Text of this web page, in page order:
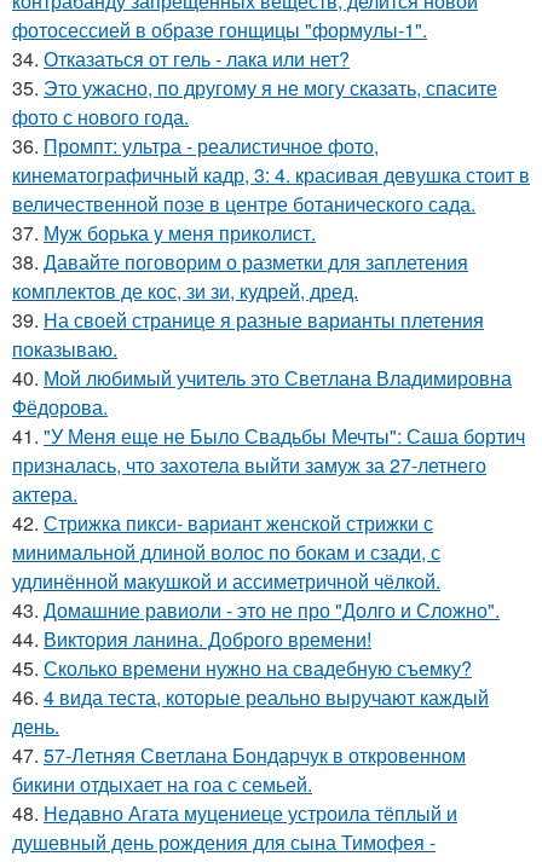
фотосессией в образе гонщицы "формулы-1".
34. Отказаться от гель - лака или нет?
35. Это ужасно, по другому я не могу сказать, спасите
фото с нового года.
36. Промпт: ультра - реалистичное фото,
кинематографичный кадр, 3: 4. красивая девушка стоит в
величественной позе в центре ботанического сада.
37. Мyж борька y меня приколист.
38. Давайте поговорим о разметки для заплетения
комплектов де кос, зи зи, кудрей, дред.
39. На своей странице я разные варианты плетения
показываю.
40. Мой любимый учитель это Светлана Владимировна
Фёдорова.
41. "У Меня еще не Было Свадьбы Мечты": Саша бортич
призналась, что захотела выйти замуж за 27-летнего
актера.
42. Стрижка пикси- вариант женской стрижки с
минимальной длиной волос по бокам и сзади, с
удлинённой макушкой и ассиметричной чёлкой.
43. Домашние равиоли - это не про "Долго и Сложно".
44. Виктория ланина. Доброго времени!
45. Сколько времени нужно на свадебную съемку?
46. 4 вида теста, которые реально выручают каждый
день.
47. 57-Летняя Светлана Бондарчук в откровенном
бикини отдыхает на гоа с семьей.
48. Недавно Агата муцениеце устроила тёплый и
душевный день рождения для сына Тимофея -